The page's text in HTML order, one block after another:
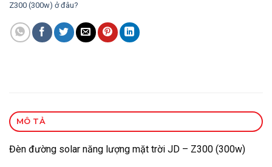
Z300 (300w) ở đâu?
MÔ TẢ
Đèn đường solar năng lượng mặt trời JD – Z300 (300w)